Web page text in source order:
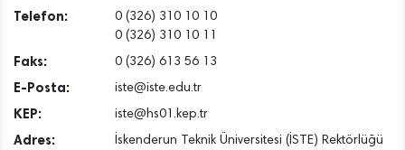
Telefon:
0 (326) 310 10 10
0 (326) 310 10 11
Faks: 0 (326) 613 56 13
E-Posta: iste@iste.edu.tr
KEP: iste@hs01.kep.tr
Adres: İskenderun Teknik Üniversitesi (İSTE) Rektörlüğü